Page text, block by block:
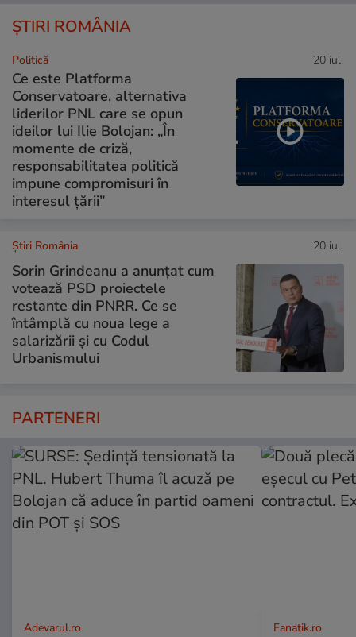
ȘTIRI ROMÂNIA
Politică 20 iul.
Ce este Platforma
Conservatoare, alternativa
liderilor PNL care se opun
ideilor lui Ilie Bolojan: „În
momente de criză,
responsabilitatea politică
impune compromisuri în
interesul țării”
Știri România 20 iul.
Sorin Grindeanu a anunțat cum
votează PSD proiectele
restante din PNRR. Ce se
întâmplă cu noua lege a
salarizării și cu Codul
Urbanismului
PARTENERI
Adevarul.ro Fanatik.ro